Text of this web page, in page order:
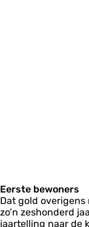
Eerste bewoners
Dat gold
zo’n zeshonderd
jaartelling naar de